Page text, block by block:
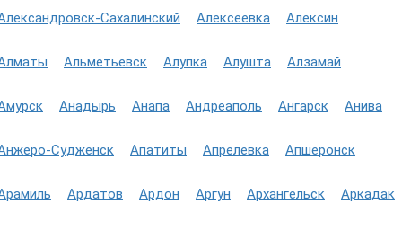
Сахалинский Алексеевка Алексин
Альметьевск Алупка Алушта Алзамай
Анадырь Анапа Андреаполь Ангарск Анива
Судженск Апатиты Апрелевка Апшеронск
Ардатов Ардон Аргун Архангельск Аркадак